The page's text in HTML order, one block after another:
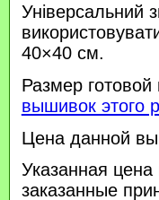
Універсальний
40×40 см.
Размер
вышивок этого
Цена данной
Указанная
заказанные